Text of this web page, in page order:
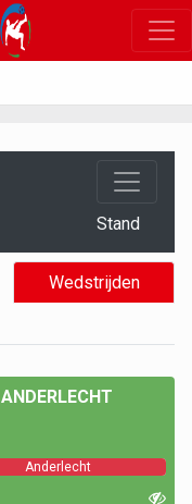
Stand
Wedstrijden
ANDERLECHT
Anderlecht